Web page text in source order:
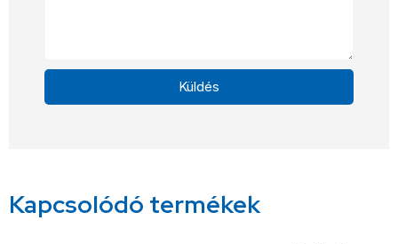
Küldés
Kapcsolódó termékek